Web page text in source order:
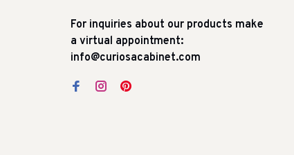
For inquiries about our products make
a virtual appointment:
info@curiosacabinet.com